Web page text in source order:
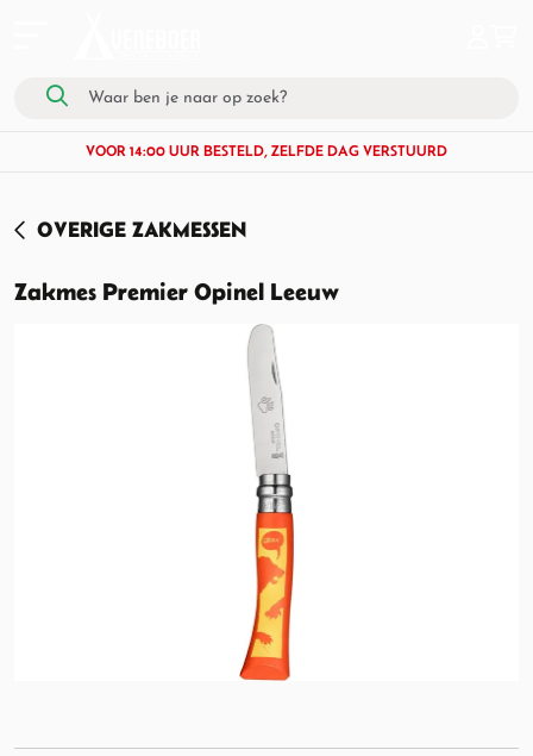
VOOR 14:00 UUR BESTELD, ZELFDE DAG VERSTUURD
OVERIGE ZAKMESSEN
Zakmes Premier Opinel Leeuw